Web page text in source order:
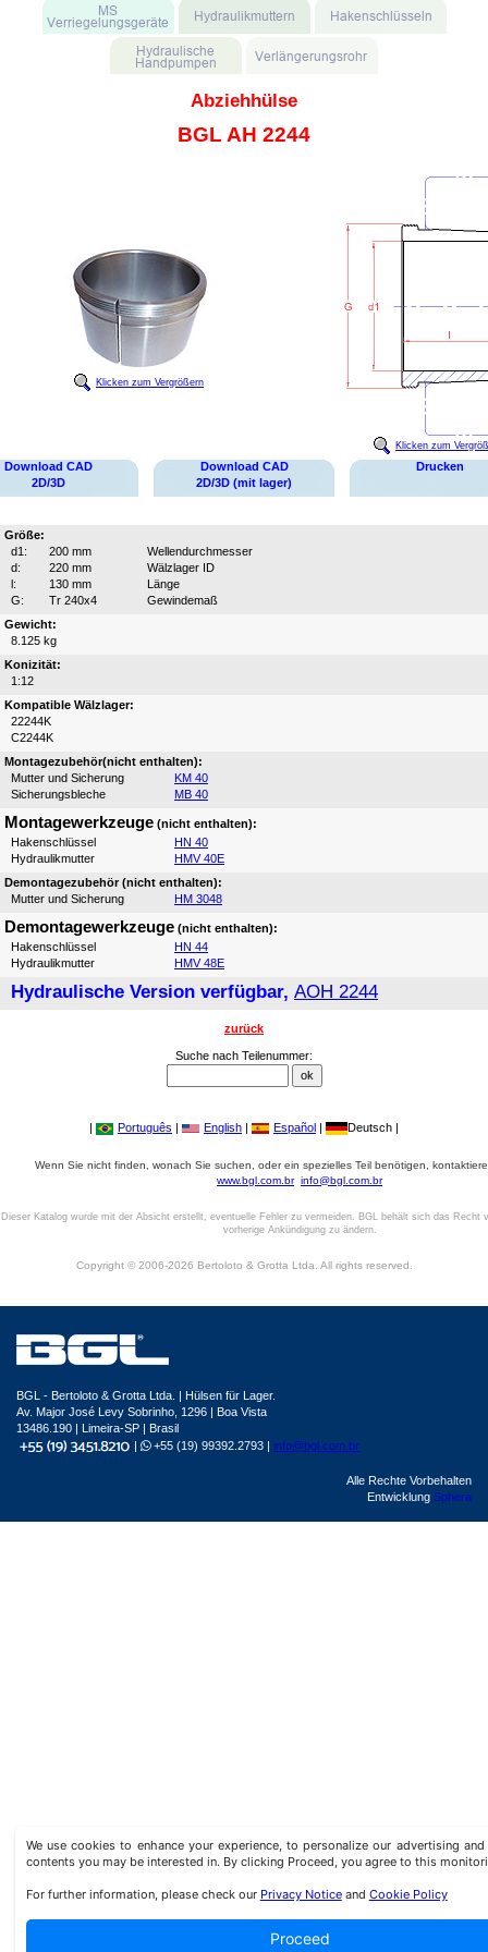
Abziehhülse
BGL AH 2244
Klicken zum Vergrößern
Klicken zum
Download CAD
2D/3D
Download CAD
2D/3D (mit lager)
Drucken
Größe:
d1:
200 mm
Wellendurchmesser
d:
220 mm
Wälzlager ID
l:
130 mm
Länge
G:
Tr 240x4
Gewindemaß
Gewicht:
8.125 kg
Konizität:
1:12
Kompatible Wälzlager:
22244K
C2244K
Montagezubehör(nicht enthalten):
Mutter und Sicherung
KM 40
Sicherungsbleche
MB 40
Montagewerkzeuge (nicht enthalten):
Hakenschlüssel
HN 40
Hydraulikmutter
HMV 40E
Demontagezubehör (nicht enthalten):
Mutter und Sicherung
HM 3048
Demontagewerkzeuge (nicht enthalten):
Hakenschlüssel
HN 44
Hydraulikmutter
HMV 48E
Hydraulische Version verfügbar, AOH 2244
zurück
Suche nach Teilenummer:
| Português | English | Español | Deutsch |
Wenn Sie nicht finden, wonach Sie suchen, oder ein spezielles Teil benötigen,
www.bgl.com.br info@bgl.com.br
Dieser Katalog wurde mit der Absicht erstellt, eventuelle Fehler zu vermeiden. BGL behält sich das Recht
vorherige Ankündigung zu ändern.
Copyright © 2006-2026 Bertoloto & Grotta Ltda. All rights reserved.
We use cookies to enhance your experience, to personalize our advertising
contents you may be interested in. By clicking Proceed, you agree to this
For further information, please check our Privacy Noticeand Cookie Policy
Proceed
BGL - Bertoloto & Grotta Ltda. | Hülsen für Lager.
Av. Major José Levy Sobrinho, 1296 | Boa Vista
13486.190 | Limeira-SP | Brasil
|
+55 (19) 99392.2793 | info@bgl.com.br
Alle Rechte Vorbehalten
Entwicklung Sphera